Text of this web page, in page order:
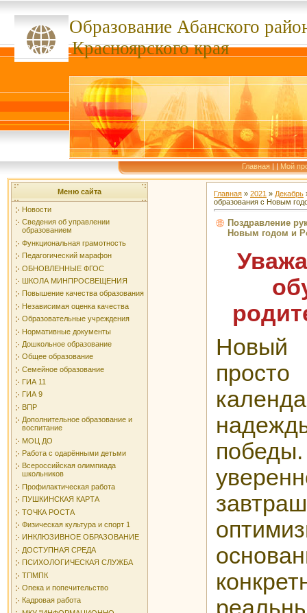
Образование Абанского
сссссссКрасноярского края
Главная | | Мой
Меню сайта
Новости
Сведения об управлении
образованием
Функциональная грамотность
Педагогический марафон
ОБНОВЛЕННЫЕ ФГОС
ШКОЛА МИНПРОСВЕЩЕНИЯ
Повышение качества образования
Независимая оценка качества
Образовательные учреждения
Нормативные документы
Дошкольное образование
Общее образование
Семейное образование
ГИА 11
ГИА 9
ВПР
Дополнительное образование и
воспитание
МОЦ ДО
Работа с одарёнными детьми
Всероссийская олимпиада
школьников
Профилактическая работа
ПУШКИНСКАЯ КАРТА
ТОЧКА РОСТА
Физическая культура и спорт 1
ИНКЛЮЗИВНОЕ ОБРАЗОВАНИЕ
ДОСТУПНАЯ СРЕДА
ПСИХОЛОГИЧЕСКАЯ СЛУЖБА
ТПМПК
Опека и попечительство
Кадровая работа
Главная » 2021 » Декабрь
образования с Новым
Поздравление
Новым годом и